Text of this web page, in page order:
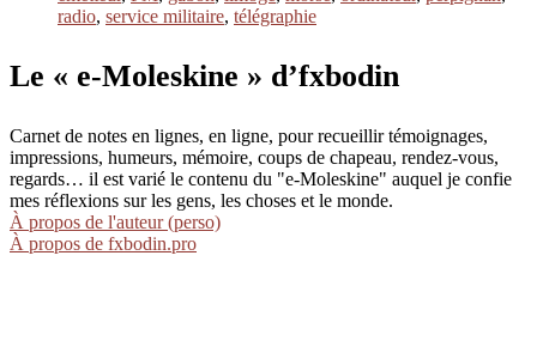
radio, service militaire, télégraphie
Le « e-Moleskine » d’fxbodin
Carnet de notes en lignes, en ligne, pour recueillir témoignages,
impressions, humeurs, mémoire, coups de chapeau, rendez-vous,
regards… il est varié le contenu du "e-Moleskine" auquel je confie
mes réflexions sur les gens, les choses et le monde.
À propos de l'auteur (perso)
À propos de fxbodin.pro